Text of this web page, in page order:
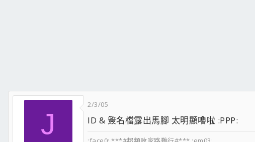
J
2/3/05
ID & 簽名檔露出馬腳 太明顯嚕啦 :PPP: